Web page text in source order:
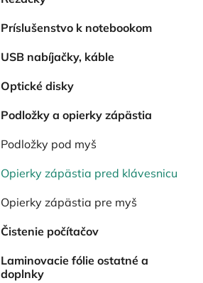
Príslušenstvo k notebookom
USB nabíjačky, káble
Optické disky
Podložky a opierky zápästia
Podložky pod myš
Opierky zápästia pred klávesnicu
Opierky zápästia pre myš
Čistenie počítačov
Laminovacie fólie ostatné a
doplnky